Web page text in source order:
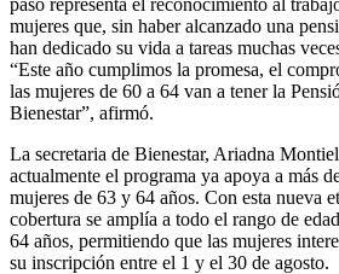
mujeres que, sin haber alcanzado una
han dedicado su vida a tareas muchas
“Este año cumplimos la promesa, el
las mujeres de 60 a 64 van a tener la
Bienestar”, afirmó.
La secretaria de Bienestar, Ariadna
actualmente el programa ya apoya a más
mujeres de 63 y 64 años. Con esta nueva
cobertura se amplía a todo el rango de
64 años, permitiendo que las mujeres
su inscripción entre el 1 y el 30 de agosto.